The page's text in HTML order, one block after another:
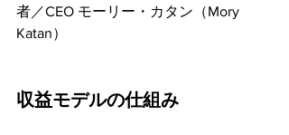
者／CEO モーリー・カタン（Mory
Katan）
収益モデルの仕組み